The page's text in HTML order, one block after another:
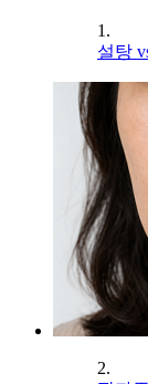
1.
설탕
2.